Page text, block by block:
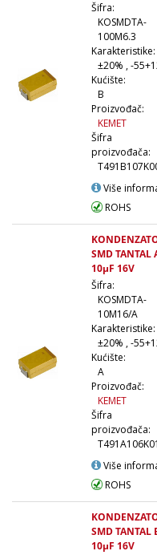
Šifra:
KOSMDTA-
100M6.3
Karakteristike:
±20% , -
Kućište:
B
Proizvođač:
KEMET
Šifra
proizvođača:
Više
ROHS
SMD TANTAL
10µF 16V
Šifra:
KOSMDTA-
10M16/A
Karakteristike:
±20% , -
Kućište:
A
Proizvođač:
KEMET
Šifra
proizvođača:
Više
ROHS
SMD TANTAL
10µF 16V